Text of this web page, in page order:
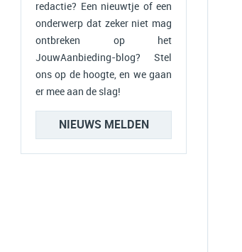
redactie? Een nieuwtje of een
onderwerp dat zeker niet mag
ontbreken op het
JouwAanbieding-blog? Stel
ons op de hoogte, en we gaan
er mee aan de slag!
NIEUWS MELDEN